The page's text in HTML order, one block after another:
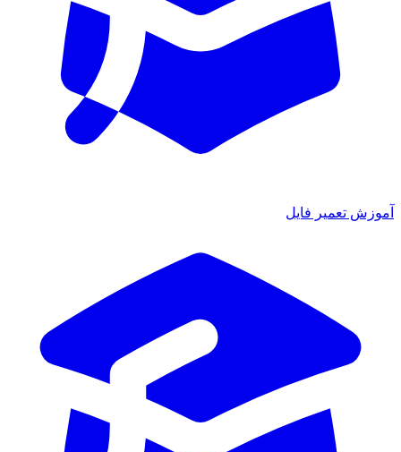
آموزش تعمیر فایل